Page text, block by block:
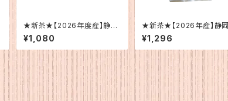
★新茶★【2026年度産】静岡
産 深蒸茶100ｇ
¥1,080
★新茶★【2026年産】静岡
産 ひごろのお茶200g
¥1,296